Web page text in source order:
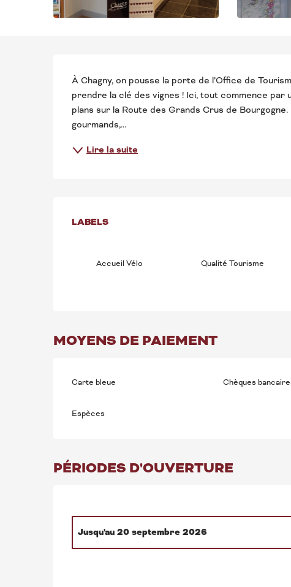
DESCRIPTION
À Chagny, on pousse la porte de l’Office de
prendre la clé des vignes ! Ici, tout commence par
plans sur la Route des Grands Crus de
gourmands,...
Lire la suite
OFFRES DE
LABELS
LABELS
Accueil Vélo Qualité Tourisme
MOYENS DE PAIEMENT
Carte bleue Chèques
Espèces
PÉRIODES D'OUVERTURE
Jusqu'au 20 septembre 2026